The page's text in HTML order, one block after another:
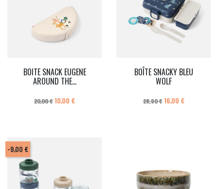
BOITE SNACK EUGENE
AROUND THE...
Prix de base
20,00 €Prix
10,00 €
BOÎTE SNACKY BLEU
WOLF
Prix de base
28,90 € Prix
16,00 €
-9,00 €